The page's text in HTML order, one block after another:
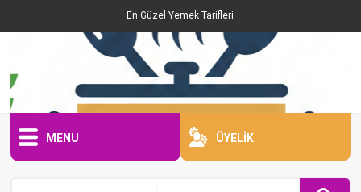
En Güzel Yemek Tarifleri
MENU ÜYELİK